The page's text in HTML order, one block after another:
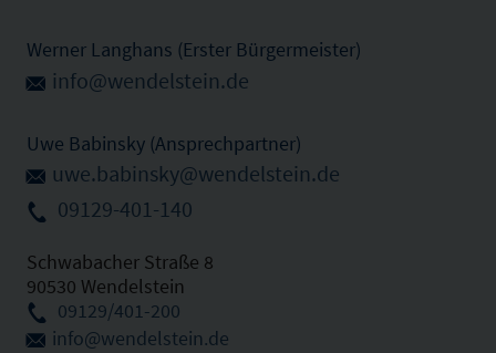
Werner Langhans (Erster Bürgermeister)
info@wendelstein.de
Uwe Babinsky (Ansprechpartner)
uwe.babinsky@wendelstein.de
09129-401-140
Schwabacher Straße 8
90530 Wendelstein
09129/401-200
info@wendelstein.de